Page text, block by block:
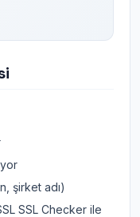
şirket adı)
SSL Checker ile